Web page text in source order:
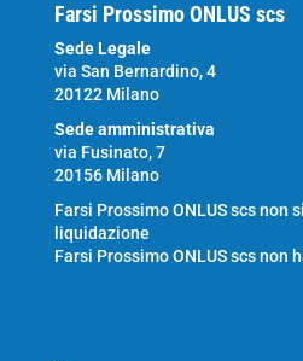
Farsi Prossimo ONLUS scs
Sede Legale
via San Bernardino, 4
20122 Milano
Sede amministrativa
via Fusinato, 7
20156 Milano
Farsi Prossimo ONLUS scs non
liquidazione
Farsi Prossimo ONLUS scs non